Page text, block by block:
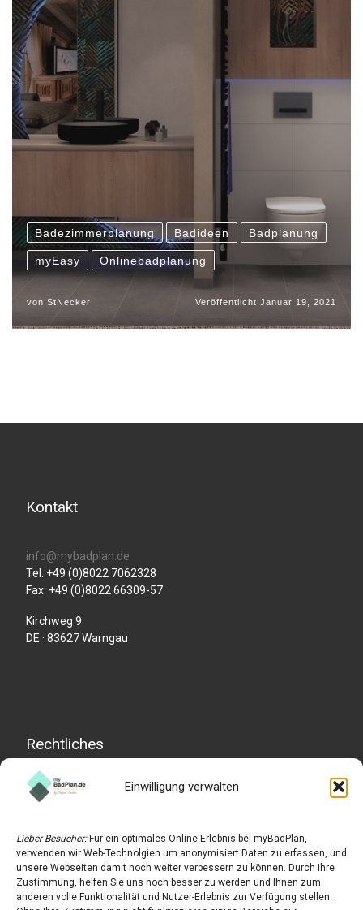
Einwilligung verwalten
Lieber Besucher:Für ein optimales Online-Erlebnis bei myBadPlan,
verwenden wir Web-Technolgien um anonymisiert Daten zu erfassen, und
unsere Webseiten damit noch weiter verbessern zu können. Durch Ihre
Zustimmung, helfen Sie uns noch besser zu werden und Ihnen zum
anderen volle Funktionalität und Nutzer-Erlebnis zur Verfügung stellen.
Badezimmerplanung Badideen Badplanung
myEasy Onlinebadplanung
von StNecker VeröffentlichtJanuar 19, 2021
Kontakt
info@mybadplan.de
Tel: +49 (0)8022 7062328
Fax: +49 (0)8022 66309-57
Kirchweg 9
DE · 83627 Warngau
Rechtliches
Impressum
Widerrufserklärung
AGB
Cookie-Richtlinie (EU)